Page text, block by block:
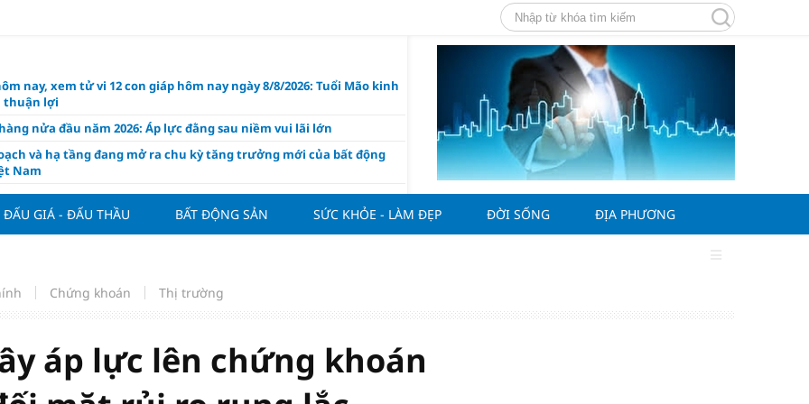
nay, xem tử vi 12 con giáp hôm nay ngày 8/8/2026: Tuổi Mão kinh
thuận lợi
nửa đầu năm 2026: Áp lực đằng sau niềm vui lãi lớn
và hạ tầng đang mở ra chu kỳ tăng trưởng mới của bất động
Nam
giảm 30% thuế cho hộ, cá nhân kinh doanh, doanh nghiệp thu
tỷ đồng
hôm nay 7/8: Thị trường lặng sóng
trẻ quốc tế xem Phú Quốc là “thiên đường lập nghiệp”
vụ Rodri mở đường cho Man Utd sở hữu tiền vệ báu vật của
thức đối với tham vọng công nghệ của Đông Nam Á
đấu giá 57 lô đất tại phường Kiến An, với giá khởi điểm từ 18
ĐẤU GIÁ - ĐẤU THẦU BẤT ĐỘNG SẢN SỨC KHỎE - LÀM ĐẸP ĐỜI SỐNG ĐỊA PHƯƠNG
Chứng khoán Thị trường
áp lực lên chứng khoán